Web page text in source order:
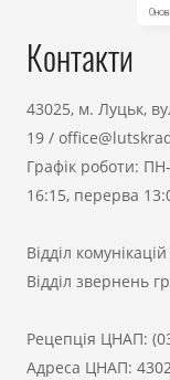
Контакти
43025, м. Луцьк,
19 /
Графік роботи:
16:15, перерва
Відділ
Відділ звернень
Рецепція ЦНАП:
Адреса ЦНАП: